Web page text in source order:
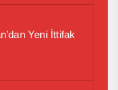
Yeni İttifak